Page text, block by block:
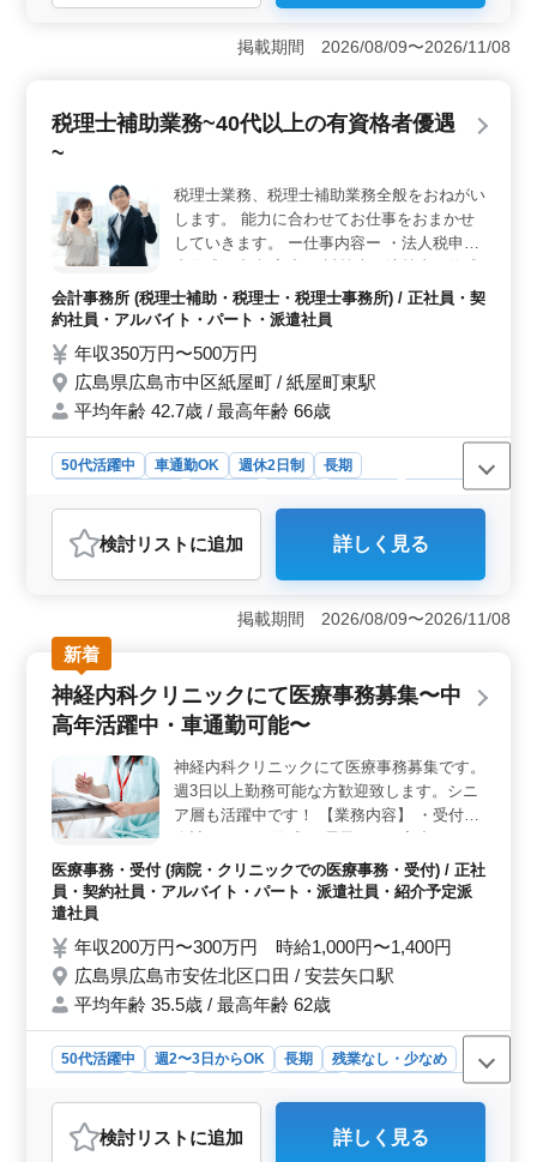
わる機会があります。軌道工経験を活かし、幅広い土木
工事施工管理業務に参加できます。 ＜中高年の活躍
＞ 50代・60代のベテランが多数在籍しています。経験
社員・派遣社員＞ 月収35万円〜55万円の給与や全額支
給の通勤手当など、働きやすい待遇が整っています。
掲載期間 2026/08/09〜2026/11/08
税理士補助業務~40代以上の有資格者優遇
~
税理士業務、税理士補助業務全般をおねがい
します。 能力に合わせてお仕事をおまかせ
していきます。 ー仕事内容ー ・法人税申告
・関与先対応 ・巡回監査業務 ※50代のベテ
ラン会計事務所経験者活躍中 ※アットホー
会計事務所 (税理士補助・税理士・税理士事務所) / 正社員・契
約社員・アルバイト・パート・派遣社員
年収350万円〜500万円
広島県広島市中区紙屋町 / 紙屋町東駅
平均年齢 42.7歳 / 最高年齢 66歳
50代活躍中 車通勤OK 週休2日制
長期
派遣社員
会計事務所
おすすめポイント
＜経験とスキルを活かしたワークスタイル＞ 広島市中
区紙屋町に位置する当事務所では、税理士補助業務を担
当する方を募集しています。40代以上の有資格者を特に
優遇し、豊富な経験とスキルを活かして活躍できる環境
です。アットホームな雰囲気の中でチームとして協力し
合いながら業務に取り組みます。 ＜経験と資格に基
づいた採用方針＞ 経験豊富な方を歓迎し、会計事務所
ちの方を積極的に採用しています。当事務所では、ベテ
ランの方々がチームの一員として活躍し業務の効率化や
品質向上に貢献しています。 ＜働きやすい環境づく
り＞ 残業時間は月平均10時間程度であり、週休2日制を
採用しています。さらに年間休日は120日以上と充実して
おり、プライベートな時間を大切にしながら仕事に集中
できる環境を整えています。
検討リスト に追加 詳しく見る
掲載期間 2026/08/09〜2026/11/08
新着
神経内科クリニックにて医療事務募集〜中
高年活躍中・車通勤可能〜
神経内科クリニックにて医療事務募集です。
週3日以上勤務可能な方歓迎致します。シニ
ア層も活躍中です！ 【業務内容】 ・受付、
プト作成 ・診療補助 正社員及びアルバイ
ト・パートの募集です、現在50代の方も活
までの経験を活かして働ける方を募集！ 皆
様のご応募お待ちしております。
医療事務・受付 (病院・クリニックでの医療事務・受付) / 正社
員・契約社員・アルバイト・パート・派遣社員・紹介予定派
遣社員
年収200万円〜300万円 時給1,000円〜1,400円
広島県広島市安佐北区口田 / 安芸矢口駅
平均年齢 35.5歳 / 最高年齢 62歳
50代活躍中 週2〜3日からOK 長期
残業なし・少なめ
紹介予定派遣社員
医療事務・受付
おすすめポイント
検討リスト に追加 詳しく見る